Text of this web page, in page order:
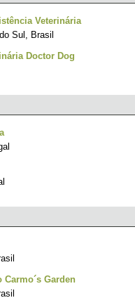
Veterinária
Sul, Brasil
Doctor Dog
Carmo´s Garden